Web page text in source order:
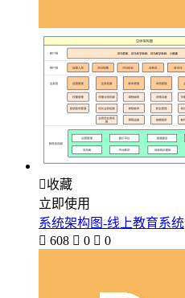
收藏
立即使用
系统架构图-线上教育系统
 608  0  0